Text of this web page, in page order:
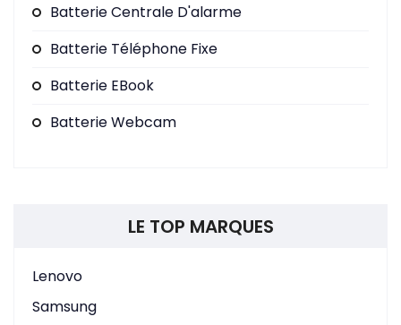
Batterie Centrale D'alarme
Batterie Téléphone Fixe
Batterie EBook
Batterie Webcam
LE TOP MARQUES
Lenovo
Samsung